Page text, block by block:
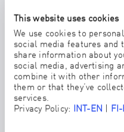
This website uses cookies
We use cookies to
social media features and
share information about
social media, advertising
combine it with other
them or that they’ve
services.
Privacy Policy: INT-EN FI-